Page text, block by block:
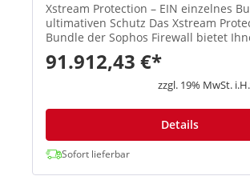
Xstream Protection – EIN einzelnes
ultimativen Schutz Das Xstream Protection
Bundle der Sophos Firewall bietet
und Performance der nächsten
Außerdem erhalten Sie eine
Lösung, mit der Sie die Herau...
91.912,43 €*
zzgl. 19% MwSt.
Details
Sofort lieferbar